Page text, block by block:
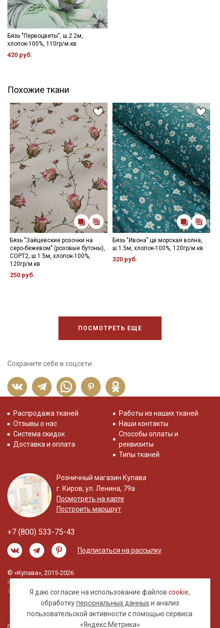
Бязь "Первоцветы", ш.2.2м,
хлопок-100%, 110гр/м.кв
420 руб.
Похожие ткани
Бязь "Зайцевские розочки на
серо-бежевом" (розовые бутоны),
СОРТ2, ш.1.5м, хлопок-100%,
120гр/м.кв
250 руб.
Бязь "Ивона" цв.морская волна,
ш.1.5м, хлопок-100%, 120гр/м.кв
320 руб.
ПОСМОТРЕТЬ ЕЩЕ
Сохраните себе в соцсети
Я даю согласие на использование файловcookie,
обработкуперсональных данныхи анализ
пользовательской активности с помощью сервиса
«Яндекс.Метрика»
Распродажа тканей
Отзывы о нас
Система скидок
Доставка и оплата
Работы из наших тканей
Наши контакты
Способы оплаты и
реквизиты
Типы тканей
Розничный магазин Купава
г. Киров, ул. Ленина, 79а
Посмотреть на карте
Построить маршрут
+7 (800) 533-75-43
Подписаться на рассылку
© «Купава», 2015-2026
Информация на сайте не является публичной
офертой.